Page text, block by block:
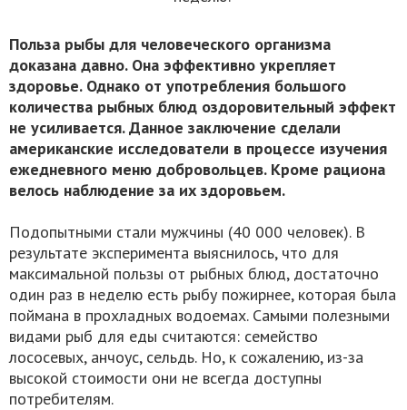
Польза рыбы для человеческого организма
доказана давно. Она эффективно укрепляет
здоровье. Однако от употребления большого
количества рыбных блюд оздоровительный эффект
не усиливается. Данное заключение сделали
американские исследователи в процессе изучения
ежедневного меню добровольцев. Кроме рациона
велось наблюдение за их здоровьем.
Подопытными стали мужчины (40 000 человек). В
результате эксперимента выяснилось, что для
максимальной пользы от рыбных блюд, достаточно
один раз в неделю есть рыбу пожирнее, которая была
поймана в прохладных водоемах. Самыми полезными
видами рыб для еды считаются: семейство
лососевых, анчоус, сельдь. Но, к сожалению, из-за
высокой стоимости они не всегда доступны
потребителям.